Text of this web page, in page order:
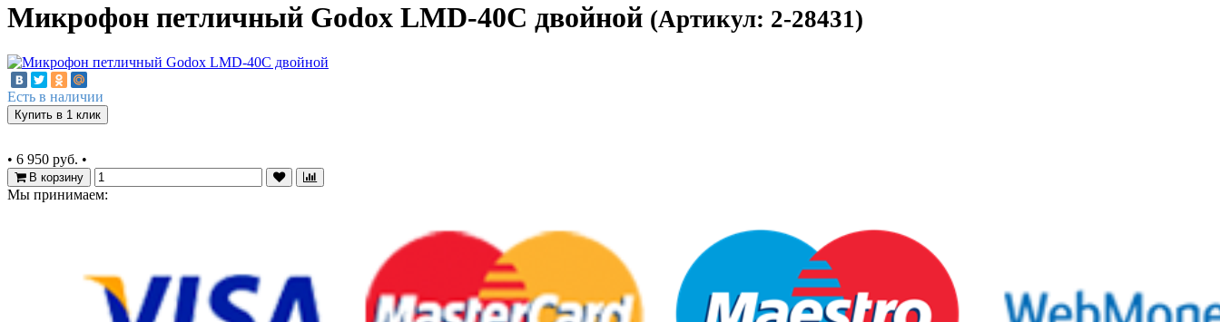
Микрофон петличный Godox LMD-40C двойной (Артикул: 2-28431)
Есть в наличии
Купить в 1 клик
• 6 950 руб. •
В корзину
Мы принимаем: